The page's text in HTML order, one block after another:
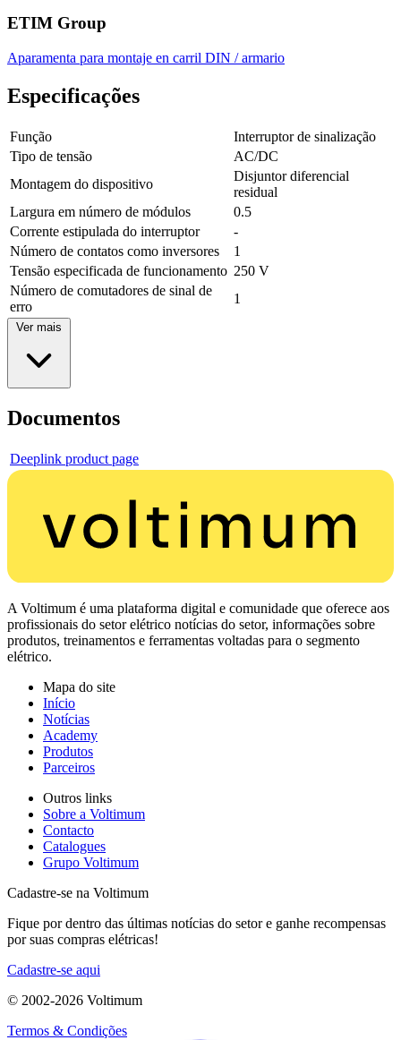
ETIM Group
Aparamenta para montaje en carril DIN / armario
Especificações
Função
Interruptor de sinalização
Tipo de tensão
AC/DC
Montagem do dispositivo
Disjuntor diferencial
residual
Largura em número de módulos
0.5
Corrente estipulada do interruptor
-
Número de contatos como inversores
1
Tensão especificada de funcionamento 250 V
Número de comutadores de sinal de
erro
1
Ver mais
Documentos
Deeplink product page
A Voltimum é uma plataforma digital e comunidade que oferece aos
profissionais do setor elétrico notícias do setor, informações sobre
produtos, treinamentos e ferramentas voltadas para o segmento
elétrico.
Mapa do site
Início
Notícias
Academy
Produtos
Parceiros
Outros links
Sobre a Voltimum
Contacto
Catalogues
Grupo Voltimum
Cadastre-se na Voltimum
Fique por dentro das últimas notícias do setor e ganhe recompensas
por suas compras elétricas!
Cadastre-se aqui
© 2002-2026 Voltimum
Termos & Condições